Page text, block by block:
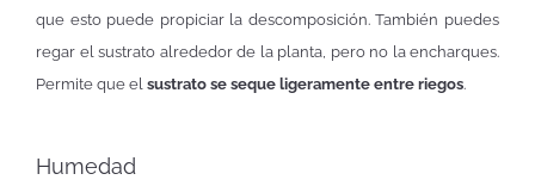
que esto puede propiciar la descomposición. También puedes
regar el sustrato alrededor de la planta, pero no la encharques.
Permite que el sustrato se seque ligeramente entre riegos.
Humedad